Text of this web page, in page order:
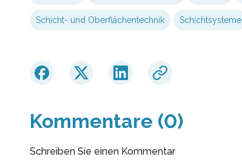
Schicht- und Oberflächentechnik Schichtsysteme
Kommentare (0)
Schreiben Sie einen Kommentar